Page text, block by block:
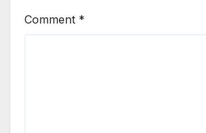
Comment *